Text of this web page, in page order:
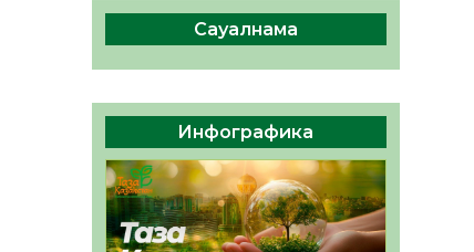
Руслан Рүстемұлы облыс
әкімінің кеңесшісі болып
тағайындалды
05.08.2026
50 0
Сауалнама
Инфографика